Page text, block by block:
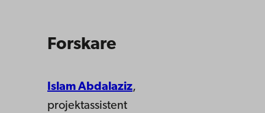
Forskare
Islam Abdalaziz,
projektassistent